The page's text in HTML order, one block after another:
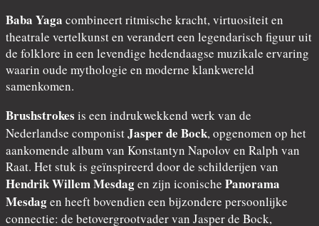
Baba Yaga combineert ritmische kracht, virtuositeit en
theatrale vertelkunst en verandert een legendarisch figuur uit
de folklore in een levendige hedendaagse muzikale ervaring
waarin oude mythologie en moderne klankwereld
samenkomen.
Brushstrokes is een indrukwekkend werk van de
Nederlandse componistJasper de Bock, opgenomen op het
aankomende album van Konstantyn Napolov en Ralph van
Raat. Het stuk is geïnspireerd door de schilderijen van
Hendrik Willem Mesdagen zijn iconische Panorama
Mesdagen heeft bovendien een bijzondere persoonlijke
connectie: de betovergrootvader van Jasper de Bock,